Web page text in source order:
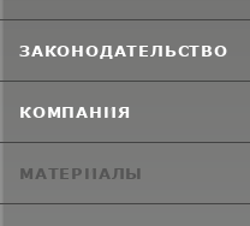
ЗАКОНОДАТЕЛЬСТВО
КОМПАНИЯ
МАТЕРИАЛЫ